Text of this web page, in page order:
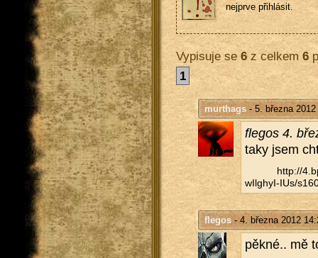
nejprve přihlásit.
Vypisuje se6z celkem 6
1
murthags- 5. března 2012
fle­gos 4.
taky jsem
http://​
wIlghyI-IUs/​
flegos- 4. března 2012
pěkné.. mě